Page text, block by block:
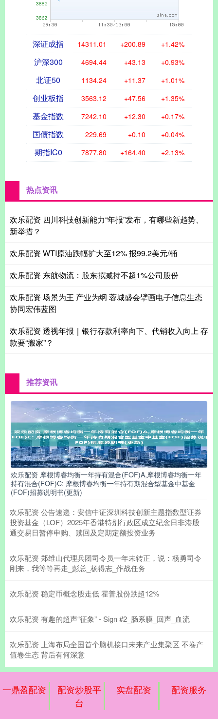
深证成指 14311.01 +200.89 +1.42%
沪深300 4694.44 +43.13 +0.93%
北证50 1134.24 +11.37 +1.01%
创业板指 3563.12 +47.56 +1.35%
基金指数 7242.10 +12.30 +0.17%
国债指数 229.69 +0.10 +0.04%
期指IC0 7877.80 +164.40 +2.13%
热点资讯
欢乐配资 四川科技创新能力“年报”发布，有哪些新趋势、
新举措？
欢乐配资 WTI原油跌幅扩大至12% 报99.2美元/桶
欢乐配资 东航物流：股东拟减持不超1%公司股份
欢乐配资 场景为王 产业为纲 蓉城盛会擘画电子信息生态
协同宏伟蓝图
欢乐配资 透视年报｜银行存款利率向下、代销收入向上 存
款要“搬家”？
推荐资讯
欢乐配资 摩根博睿均衡一年持有混合(FOF)A,摩根博睿均衡一年
持有混合(FOF)C: 摩根博睿均衡一年持有期混合型基金中基金
(FOF)招募说明书(更新)
欢乐配资 公告速递：安信中证深圳科技创新主题指数型证券
投资基金（LOF）2025年香港特别行政区成立纪念日非港股
通交易日暂停申购、赎回及定期定额投资业务
欢乐配资 郑维山代理兵团司令员一年未转正，说：杨勇司令
刚来，我等等再走_彭总_杨得志_作战任务
欢乐配资 稳定币概念股走低 霍普股份跌超12%
欢乐配资 有趣的超声“征象” - Sign #2_肠系膜_回声_血流
欢乐配资 上海布局全国首个脑机接口未来产业集聚区 不卷产
值卷生态 背后有何深意
一鼎盈配资
配资炒股平
台
实盘配资 配资服务